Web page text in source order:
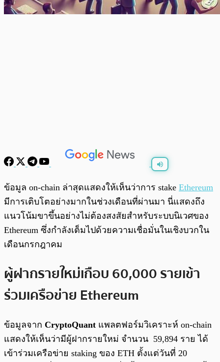
ข้อมูล on-chain ล่าสุดแสดงให้เห็นว่าการ stake Ethereum
มีการเติบโตอย่างมากในช่วงเดือนที่ผ่านมา นี่แสดงถึง
แนวโน้มขาขึ้นอย่างไม่ต้องสงสัยสำหรับระบบนิเวศของ
Ethereum ซึ่งกำลังเต็มไปด้วยความเชื่อมั่นในเชิงบวกใน
เดือนกรกฎาคม
ผู้ฝากรายใหม่เกือบ 60,000 รายเข้า
ร่วมเครือข่าย Ethereum
ข้อมูลจาก CryptoQuant แพลตฟอร์มวิเคราะห์ on-chain
แสดงให้เห็นว่ามีผู้ฝากรายใหม่ จำนวน 59,894 ราย ได้
เข้าร่วมเครือข่าย staking ของ ETH ตั้งแต่วันที่ 20